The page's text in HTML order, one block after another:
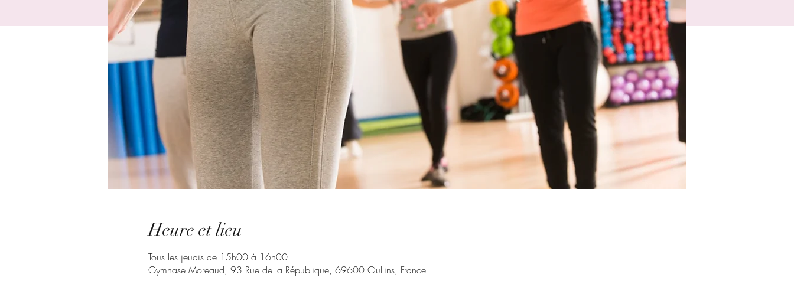
Heure et lieu
Tous les jeudis de 15h00 à 16h00
Gymnase Moreaud, 93 Rue de la République, 69600 Oullins, France